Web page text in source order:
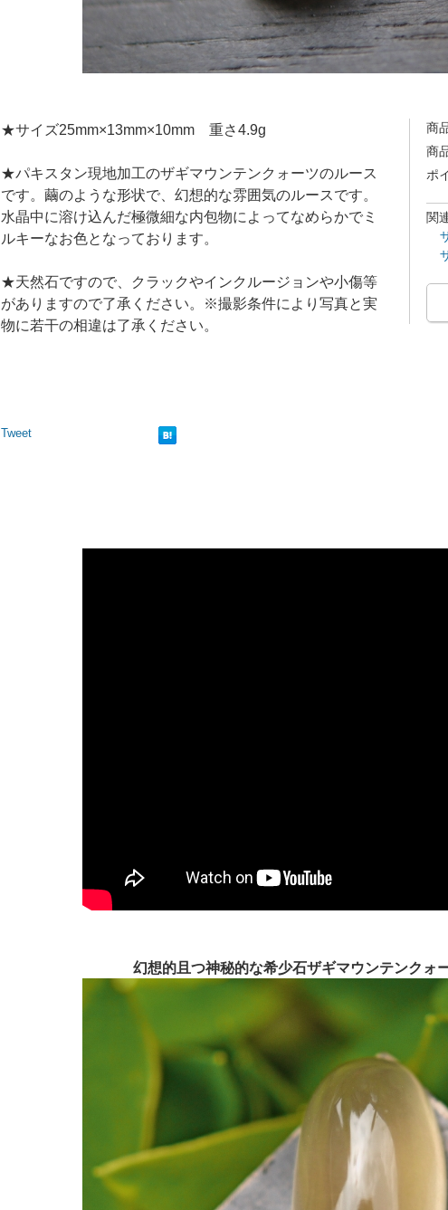
商
商
ポ
関
★サイズ25mm×13mm×10mm 重さ4.9g
★パキスタン現地加工のザギマウンテンクォーツのルース
です。繭のような形状で、幻想的な雰囲気のルースです。
水晶中に溶け込んだ極微細な内包物によってなめらかでミ
ルキーなお色となっております。
★天然石ですので、クラックやインクルージョンや小傷等
がありますので了承ください。※撮影条件により写真と実
物に若干の相違は了承ください。
Tweet
幻想的且つ神秘的な希少石ザギマウンテンクォ